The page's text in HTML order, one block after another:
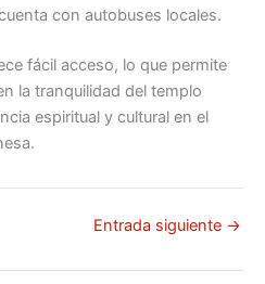
con autobuses locales.
fácil acceso, lo que permite
la tranquilidad del templo
espiritual y cultural en el
Entrada siguiente →